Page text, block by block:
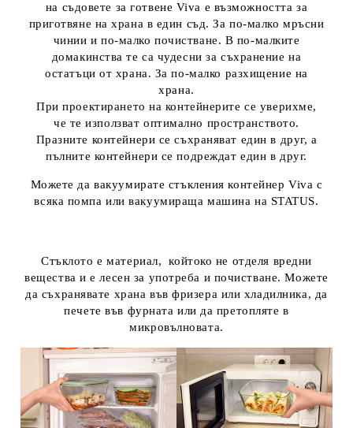
на съдовете за готвене Viva е възможността за
приготвяне на храна в един съд. За по-малко мръсни
чинии и по-малко почистване. В по-малките
домакинства те са чудесни за съхранение на
остатъци от храна. За по-малко разхищение на
храна.
При проектирането на контейнерите се уверихме,
че те използват оптимално пространството.
Празните контейнери се съхраняват един в друг, а
пълните контейнери се подреждат един в друг.
Можете да вакуумирате стъкления контейнер Viva с
всяка помпа или вакуумираща машина на STATUS.
Стъклото е материал, койтоко не отделя вредни
вещества и е лесен за употреба и почистване. Можете
да съхранявате храна във фризера или хладилника, да
печете във фурната или да претопляте в
микровълновата.